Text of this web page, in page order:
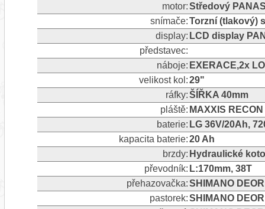
motor:Středový
snímače:Torzní (tlakový)
display: LCD display
představec:
náboje: EXERACE,2x
velikost kol:29"
ráfky:ŠÍŘKA 40mm
pláště: MAXXIS
baterie: LG 36V/20Ah,
kapacita baterie:20 Ah
brzdy: Hydraulické
převodník: L:170mm, 38T
přehazovačka:SHIMANO
pastorek:SHIMANO